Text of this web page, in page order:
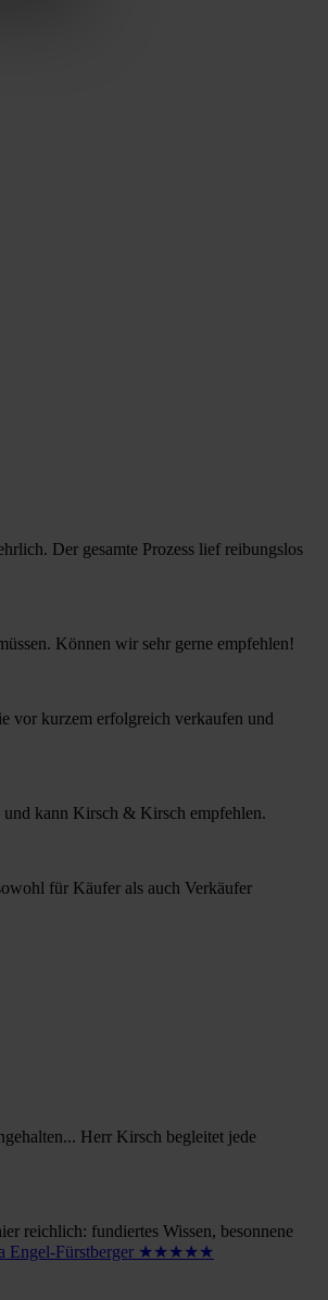
Der gesamte Prozess lief reibungslos
Können wir sehr gerne empfehlen!
vor kurzem erfolgreich verkaufen und
kann Kirsch & Kirsch empfehlen.
für Käufer als auch Verkäufer
Herr Kirsch begleitet jede
reichlich: fundiertes Wissen, besonnene
Engel-Fürstberger ★★★★★